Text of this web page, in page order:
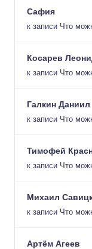
Сафия
к записи Что
Косарев
к записи Что
Галкин Даниил
к записи Что
Тимофей
к записи Что
Михаил
к записи Что
Артём Агеев